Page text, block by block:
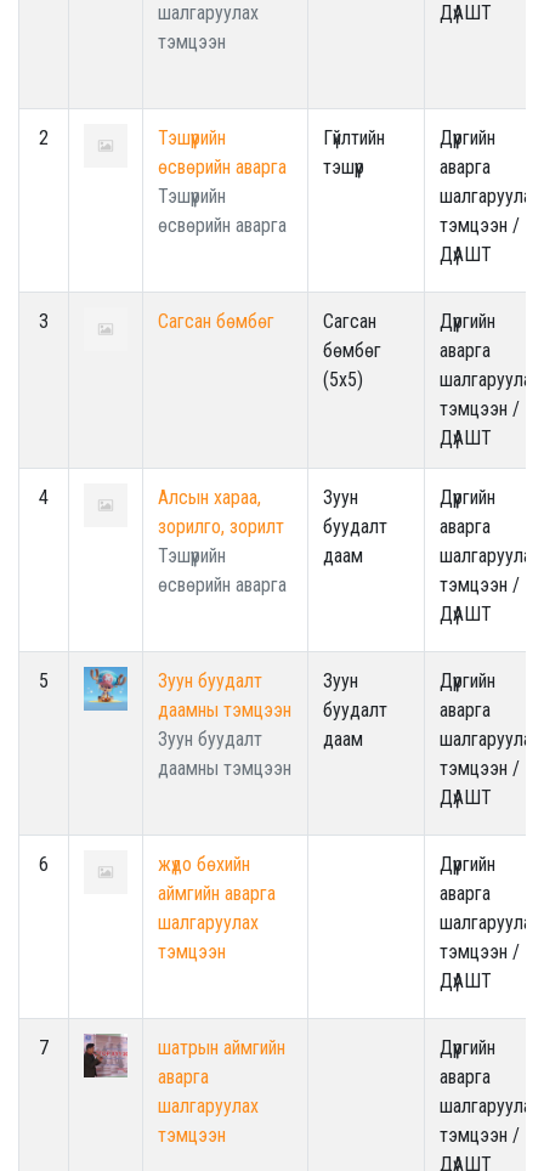
шалгаруулах
тэмцээн
ДүАШТ
2
Тэшүүрийн
өсвөрийн аварга
Тэшүүрийн
өсвөрийн аварга
Гүйлтийн
тэшүүр
Дүүргийн
аварга
шалгаруулах
тэмцээн /
ДүАШТ
3 Сагсан бөмбөг
Сагсан
бөмбөг
(5x5)
Дүүргийн
аварга
шалгаруулах
тэмцээн /
ДүАШТ
4
Алсын хараа,
зорилго, зорилт
Тэшүүрийн
өсвөрийн аварга
Зуун
буудалт
даам
Дүүргийн
аварга
шалгаруулах
тэмцээн /
ДүАШТ
5
Зуун буудалт
даамны тэмцээн
Зуун буудалт
даамны тэмцээн
Зуун
буудалт
даам
Дүүргийн
аварга
шалгаруулах
тэмцээн /
ДүАШТ
6
жүдо бөхийн
аймгийн аварга
шалгаруулах
тэмцээн
Дүүргийн
аварга
шалгаруулах
тэмцээн /
ДүАШТ
7
шатрын аймгийн
аварга
шалгаруулах
тэмцээн
Дүүргийн
аварга
шалгаруулах
тэмцээн /
ДүАШТ